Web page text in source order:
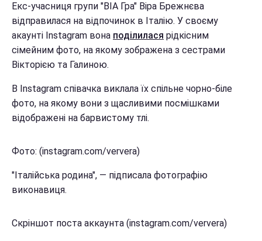
Екс-учасниця групи "ВІА Гра" Віра Брежнєва
відправилася на відпочинок в Італію. У своєму
акаунті Instagram вона поділилася рідкісним
сімейним фото, на якому зображена з сестрами
Вікторією та Галиною.
В Instagram співачка виклала їх спільне чорно-біле
фото, на якому вони з щасливими посмішками
відображені на барвистому тлі.
Фото: (instagram.com/ververa)
"Італійська родина", — підписала фотографію
виконавиця.
Скріншот поста аккаунта (instagram.com/ververa)